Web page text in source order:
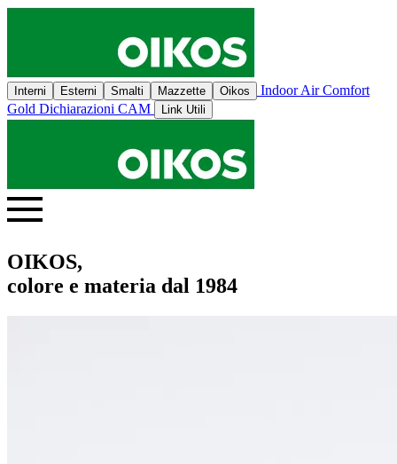
Interni Esterni Smalti Mazzette Oikos
Indoor Air Comfort
Gold Dichiarazioni CAM Link Utili
OIKOS,
colore e materia dal 1984